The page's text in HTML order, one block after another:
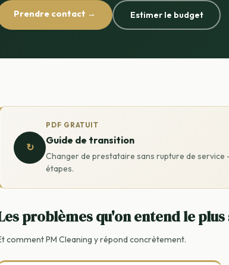
Prendre contact → Estimer le budget
↻
PDF GRATUIT
Guide de transition
Changer de prestataire sans rupture de service
étapes.
problèmes qu'on entend le
comment PM Cleaning y répond concrètement.